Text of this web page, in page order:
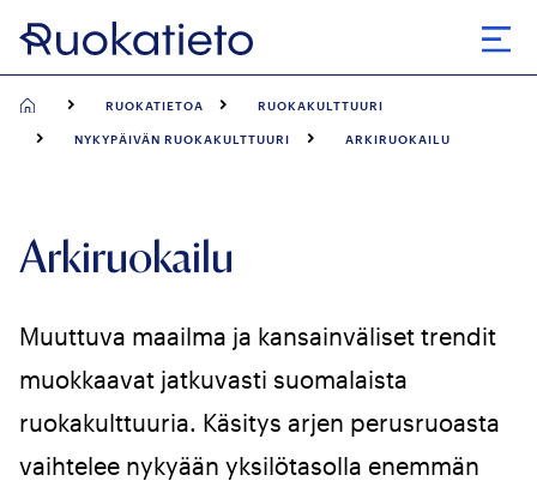
Siirry
suoraan
RUOKATIETOA RUOKAKULTTUURI
NYKYPÄIVÄN RUOKAKULTTUURI ARKIRUOKAILU
Arkiruokailu
Muuttuva maailma ja kansainväliset trendit
muokkaavat jatkuvasti suomalaista
ruokakulttuuria. Käsitys arjen perusruoasta
vaihtelee nykyään yksilötasolla enemmän